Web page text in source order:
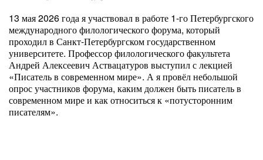
13 мая 2026 года я участвовал в работе 1-го Петербургского
международного филологического форума, который
проходил в Санкт-Петербургском государственном
университете. Профессор филологического факультета
Андрей Алексеевич Аствацатуров выступил с лекцией
«Писатель в современном мире». А я провёл небольшой
опрос участников форума, каким должен быть писатель в
современном мире и как относиться к «потусторонним
писателям».